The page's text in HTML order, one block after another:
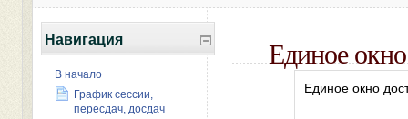
Единое
Единое окно
Навигация
В начало
График сессии,
пересдач, досдач